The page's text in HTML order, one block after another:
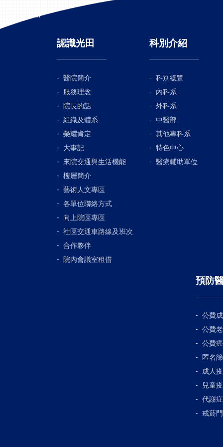
:::
認識光田
醫院簡介
服務理念
院長的話
組織及體系
榮耀肯定
大事記
來院交通與生活機能
樓層簡介
藝術人文專區
各單位聯絡方式
向上院區專區
社區交通車路線及班次
合作夥伴
院內會議室租借
科別介紹
科別總覽
內科系
外科系
中醫部
其他專科系
特色中心
醫療輔助單位
預防
公費
公費
公費
匿名
成人
兒童
代謝
戒菸